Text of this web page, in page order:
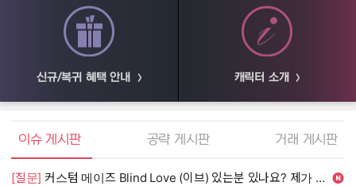
신규/복귀 혜택 안내 캐릭터 소개
엘소드 커뮤니티
이슈 게시판 공략 게시판 거래 게시판
[질문] 커스텀 메이즈 Blind Love (이브) 있는분 있나요? 제가 살게요.